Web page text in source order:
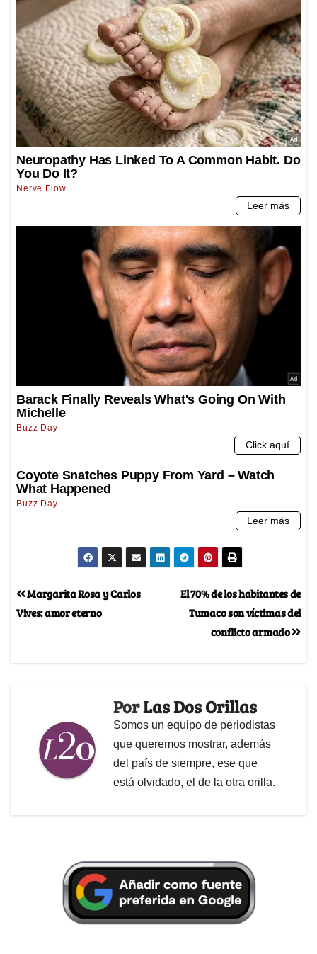
El 70% de los habitantes de
Tumaco son víctimas del
conflicto armado
Margarita Rosa y Carlos
Vives: amor eterno
PorLas Dos Orillas
Somos un equipo de periodistas
que queremos mostrar, además
del país de siempre, ese que
está olvidado, el de la otra orilla.